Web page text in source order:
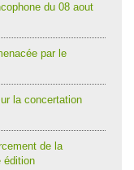
du 08 aout
par le
la concertation
de la
édition